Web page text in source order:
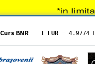
Curs BNR 1 EUR = 4.9774
= 5.8304
1 XAU= 464.4611